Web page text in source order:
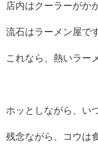
店内はクーラーがか
流石はラーメン屋で
これなら、熱いラー
ホッとしながら、い
残念ながら、コウは